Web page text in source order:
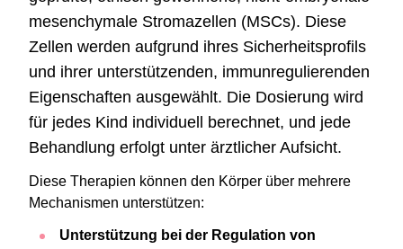
mesenchymale Stromazellen (MSCs). Diese
Zellen werden aufgrund ihres Sicherheitsprofils
und ihrer unterstützenden, immunregulierenden
Eigenschaften ausgewählt. Die Dosierung wird
für jedes Kind individuell berechnet, und jede
Behandlung erfolgt unter ärztlicher Aufsicht.
Diese Therapien können den Körper über mehrere
Mechanismen unterstützen:
Unterstützung bei der Regulation von